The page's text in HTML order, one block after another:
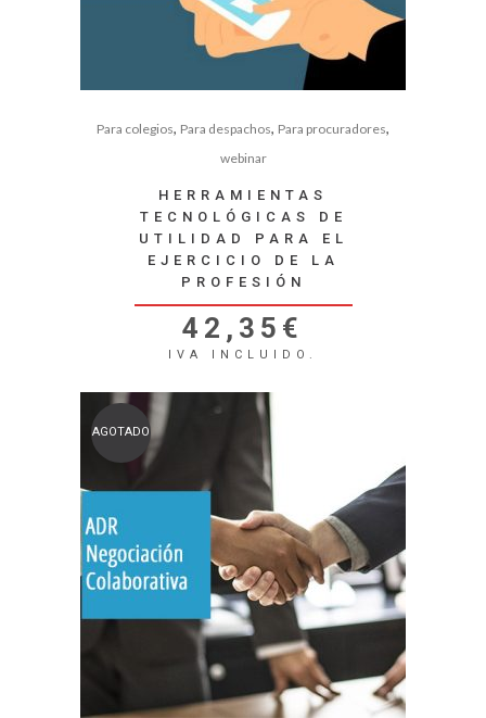
Para colegios, Para despachos, Para procuradores,
webinar
HERRAMIENTAS
TECNOLÓGICAS DE
UTILIDAD PARA EL
EJERCICIO DE LA
PROFESIÓN
42,35 €
IVA INCLUIDO.
AGOTADO